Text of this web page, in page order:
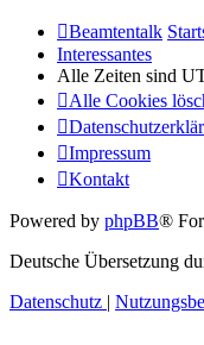
Beamtentalk
Interessantes
Alle Zeiten sind
Alle Cookies
Impressum
Kontakt
Powered by phpBB®
Deutsche Übersetzung
Datenschutz |